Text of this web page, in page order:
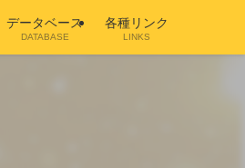
データベース
DATABASE
各種リンク
LINKS